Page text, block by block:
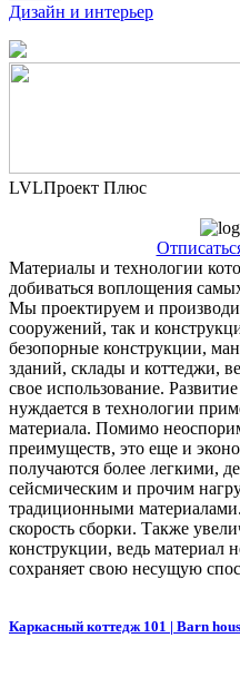
Дизайн и интерьер
LVLПроект Плюс
Материалы и технологии
добиваться воплощения
Мы проектируем и
сооружений, так и
безопорные конструкции,
зданий, склады и коттеджи,
свое использование.
нуждается в технологии
материала. Помимо
преимуществ, это еще и
получаются более легкими,
сейсмическим и прочим
традиционными
скорость сборки. Также
конструкции, ведь материал
сохраняет свою несущую
Каркасный коттедж 101 | Barn